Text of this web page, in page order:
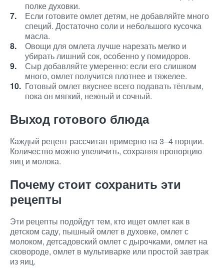
полке духовки.
Если готовите омлет детям, не добавляйте много
специй. Достаточно соли и небольшого кусочка
масла.
Овощи для омлета лучше нарезать мелко и
убирать лишний сок, особенно у помидоров.
Сыр добавляйте умеренно: если его слишком
много, омлет получится плотнее и тяжелее.
Готовый омлет вкуснее всего подавать тёплым,
пока он мягкий, нежный и сочный.
Выход готового блюда
Каждый рецепт рассчитан примерно на 3–4 порции.
Количество можно увеличить, сохраняя пропорцию
яиц и молока.
Почему стоит сохранить эти
рецепты
Эти рецепты подойдут тем, кто ищет омлет как в
детском саду, пышный омлет в духовке, омлет с
молоком, детсадовский омлет с дырочками, омлет на
сковороде, омлет в мультиварке или простой завтрак
из яиц.